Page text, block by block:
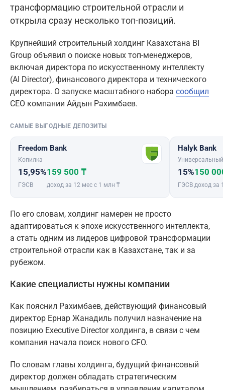
трансформацию строительной отрасли и
открыла сразу несколько топ-позиций.
Крупнейший строительный холдинг Казахстана BI
Group объявил о поиске новых топ-менеджеров,
включая директора по искусственному интеллекту
(AI Director), финансового директора и технического
директора. О запуске масштабного набора сообщил
CEO компании Айдын Рахимбаев.
САМЫЕ ВЫГОДНЫЕ ДЕПОЗИТЫ
Freedom Bank
Копилка
15,95%
ГЭСВ
159 500 ₸
доход за 12 мес с 1 млн ₸
Halyk Bank
Универсальный
15%
ГЭСВ
150
доход за
По его словам, холдинг намерен не просто
адаптироваться к эпохе искусственного интеллекта,
а стать одним из лидеров цифровой трансформации
строительной отрасли как в Казахстане, так и за
рубежом.
Какие специалисты нужны компании
Как пояснил Рахимбаев, действующий финансовый
директор Ернар Жанадиль получил назначение на
позицию Executive Director холдинга, в связи с чем
компания начала поиск нового CFO.
По словам главы холдинга, будущий финансовый
директор должен обладать стратегическим